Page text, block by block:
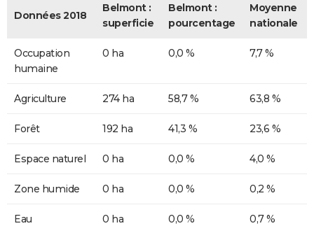
Données 2018
Belmont :
superficie
Belmont :
pourcentage
Moyenne
nationale
Occupation
humaine
0 ha 0,0 % 7,7 %
Agriculture 274 ha 58,7 % 63,8 %
Forêt 192 ha 41,3 % 23,6 %
Espace naturel 0 ha 0,0 % 4,0 %
Zone humide 0 ha 0,0 % 0,2 %
Eau 0 ha 0,0 % 0,7 %